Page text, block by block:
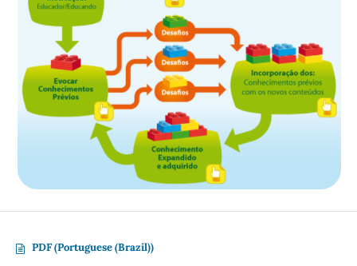
PDF (Portuguese (Brazil))